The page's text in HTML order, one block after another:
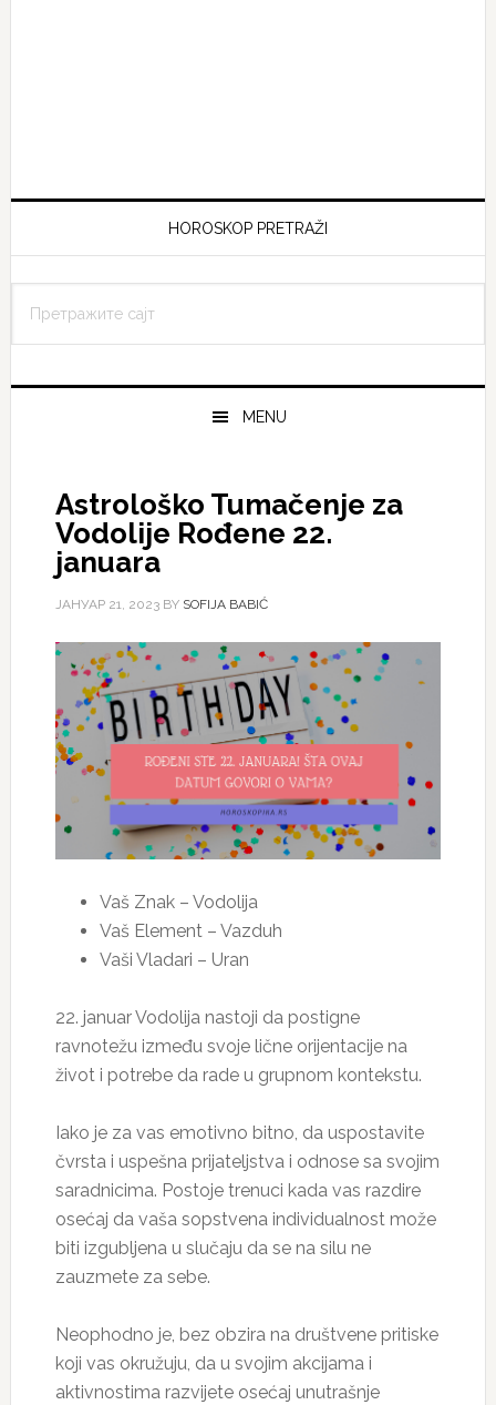
HOROSKOP PRETRAŽI
сајт
MENU
Astrološko Tumačenje za
Vodolije Rođene 22.
januara
ЈАНУАР 21, 2023BY SOFIJA BABIĆ
Vaš Znak – Vodolija
Vaš Element – Vazduh
Vaši Vladari – Uran
22. januar Vodolija nastoji da postigne
ravnotežu između svoje lične orijentacije na
život i potrebe da rade u grupnom kontekstu.
Iako je za vas emotivno bitno, da uspostavite
čvrsta i uspešna prijateljstva i odnose sa svojim
saradnicima. Postoje trenuci kada vas razdire
osećaj da vaša sopstvena individualnost može
biti izgubljena u slučaju da se na silu ne
zauzmete za sebe.
Neophodno je, bez obzira na društvene pritiske
koji vas okružuju, da u svojim akcijama i
aktivnostima razvijete osećaj unutrašnje